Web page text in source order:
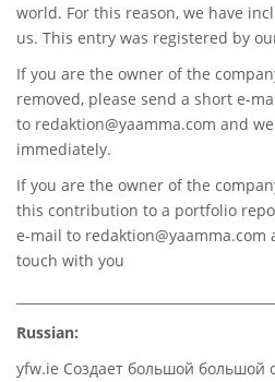
world. For this reason, we have
us. This entry was registered by
If you are the owner of the
removed, please send a short e-
to redaktion@yaamma.com and
immediately.
If you are the owner of the
this contribution to a portfolio
e-mail to redaktion@yaamma.com
touch with you
Russian:
yfw.ie Создает большой большой